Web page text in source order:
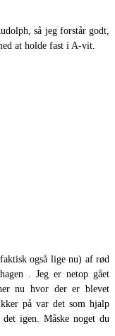
så jeg forstår godt,
at holde fast i A-vit.
også lige nu) af rød
. Jeg er netop gået
nu hvor der er blevet
på var det som hjalp
igen. Måske noget du